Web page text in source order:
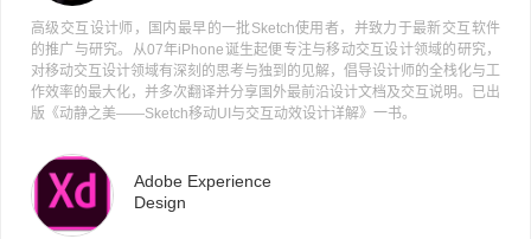
高级交互设计师，国内最早的一批Sketch使用者，并致力于最新交互软件
的推广与研究。从07年iPhone诞生起便专注与移动交互设计领域的研究，
对移动交互设计领域有深刻的思考与独到的见解，倡导设计师的全栈化与工
作效率的最大化，并多次翻译并分享国外最前沿设计文档及交互说明。已出
版《动静之美——Sketch移动UI与交互动效设计详解》一书。
Adobe Experience
Design